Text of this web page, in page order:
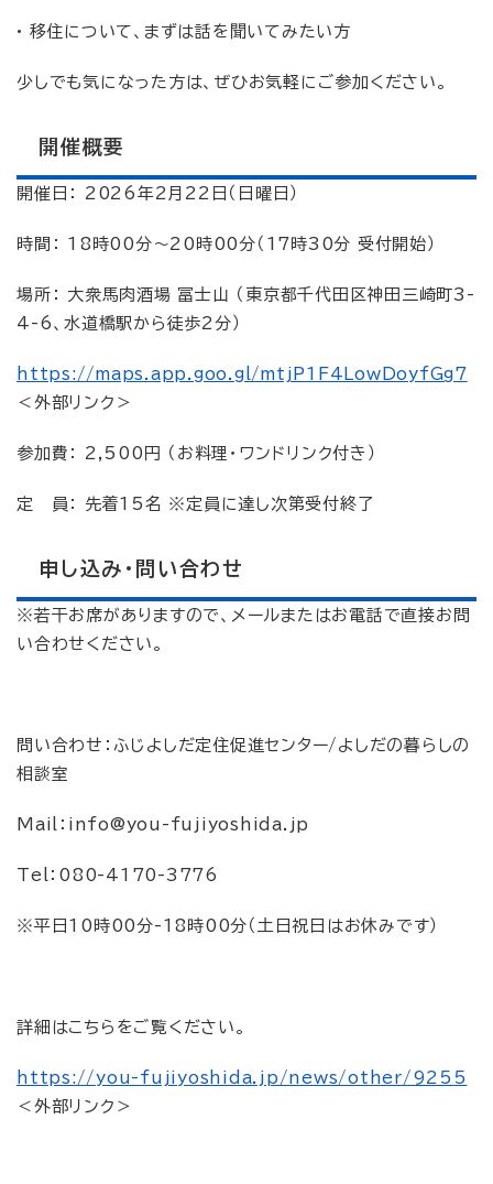
• 移住について、まずは話を聞いてみたい方
少しでも気になった方は、ぜひお気軽にご参加ください。
開催概要
開催日： 2026年2月22日（日曜日）
時間： 18時00分〜20時00分（17時30分 受付開始）
場所： 大衆馬肉酒場 冨士山 （東京都千代田区神田三崎町3-
4-6、水道橋駅から徒歩2分）
https://maps.app.goo.gl/mtjP1F4LowDoyfGg7
＜外部リンク＞
参加費： 2,500円 （お料理・ワンドリンク付き）
定 員： 先着15名 ※定員に達し次第受付終了
申し込み・問い合わせ
※若干お席がありますので、メールまたはお電話で直接お問
い合わせください。
問い合わせ：ふじよしだ定住促進センター/よしだの暮らしの
相談室
Mail：info@you-fujiyoshida.jp
Tel：080-4170-3776
※平日10時00分-18時00分（土日祝日はお休みです）
詳細はこちらをご覧ください。
https://you-fujiyoshida.jp/news/other/9255
＜外部リンク＞